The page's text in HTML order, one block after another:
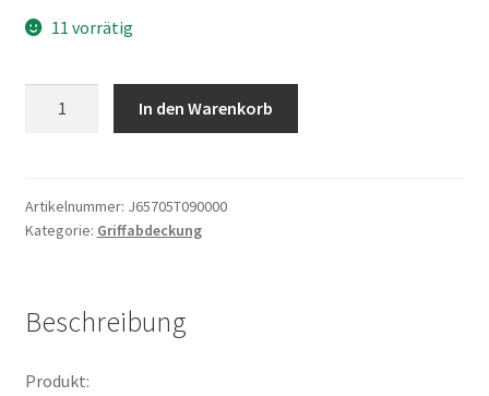
11 vorrätig
In den Warenkorb
Artikelnummer: J65705T090000
Kategorie: Griffabdeckung
Beschreibung
Produkt: